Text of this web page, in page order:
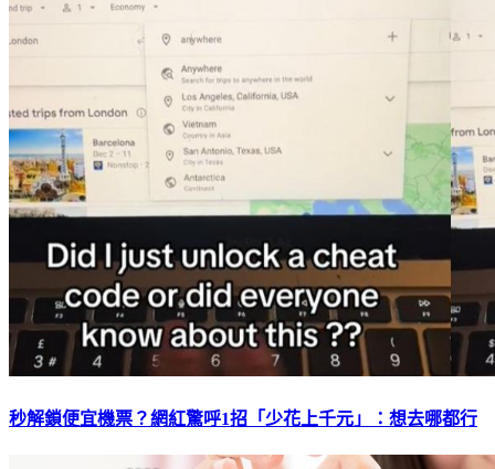
秒解鎖便宜機票？網紅驚呼1招「少花上千元」：想去哪都行